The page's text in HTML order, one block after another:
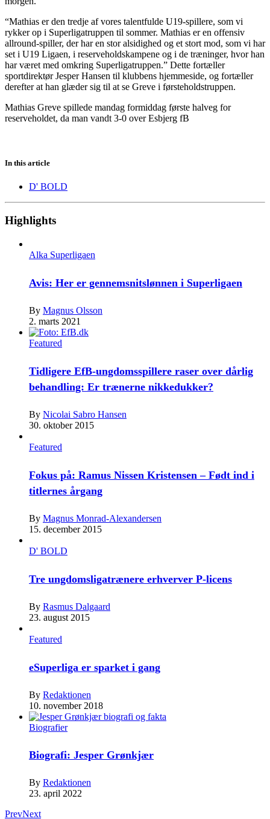
“Mathias er den tredje af vores talentfulde U19-spillere, som vi
rykker op i Superligatruppen til sommer. Mathias er en offensiv
allround-spiller, der har en stor alsidighed og et stort mod, som vi har
set i U19 Ligaen, i reserveholdskampene og i de træninger, hvor han
har været med omkring Superligatruppen.” Dette fortæller
sportdirektør Jesper Hansen til klubbens hjemmeside, og fortæller
derefter at han glæder sig til at se Greve i førsteholdstruppen.
Mathias Greve spillede mandag formiddag første halveg for
reserveholdet, da man vandt 3-0 over Esbjerg fB
In this article
D' BOLD
Highlights
Alka Superligaen
Avis: Her er gennemsnitslønnen i Superligaen
By Magnus Olsson
2. marts 2021
Featured
Tidligere EfB-ungdomsspillere raser over dårlig
behandling: Er trænerne nikkedukker?
By Nicolai Sabro Hansen
30. oktober 2015
Featured
Fokus på: Ramus Nissen Kristensen – Født ind i
titlernes årgang
By Magnus Monrad-Alexandersen
15. december 2015
D' BOLD
Tre ungdomsligatrænere erhverver P-licens
By Rasmus Dalgaard
23. august 2015
Featured
eSuperliga er sparket i gang
By Redaktionen
10. november 2018
Biografier
Biografi: Jesper Grønkjær
By Redaktionen
23. april 2022
PrevNext